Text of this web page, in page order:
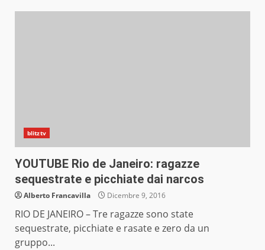
blitztv
YOUTUBE Rio de Janeiro: ragazze
sequestrate e picchiate dai narcos
Alberto Francavilla Dicembre 9, 2016
RIO DE JANEIRO – Tre ragazze sono state
sequestrate, picchiate e rasate e zero da un
gruppo...